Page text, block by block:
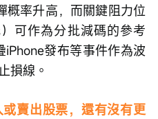
概率升高，而關鍵阻力位
可作為分批減碼的參考
發布等事件作為波
損線。
賣出股票，還有沒有更